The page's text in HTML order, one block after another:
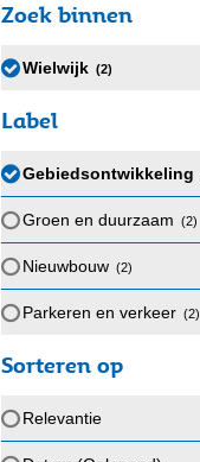
Zoek binnen
Wielwijk (2)
Label
Gebiedsontwikkeling
Groen en duurzaam (2)
Nieuwbouw (2)
Parkeren en verkeer (2)
Sorteren op
Relevantie